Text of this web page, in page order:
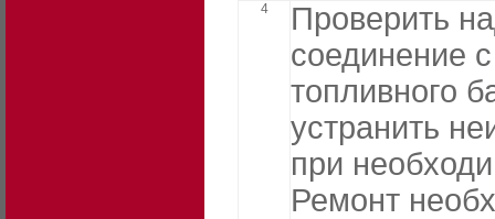
4
Проверить
соединение
топливного
устранить
при
Ремонт